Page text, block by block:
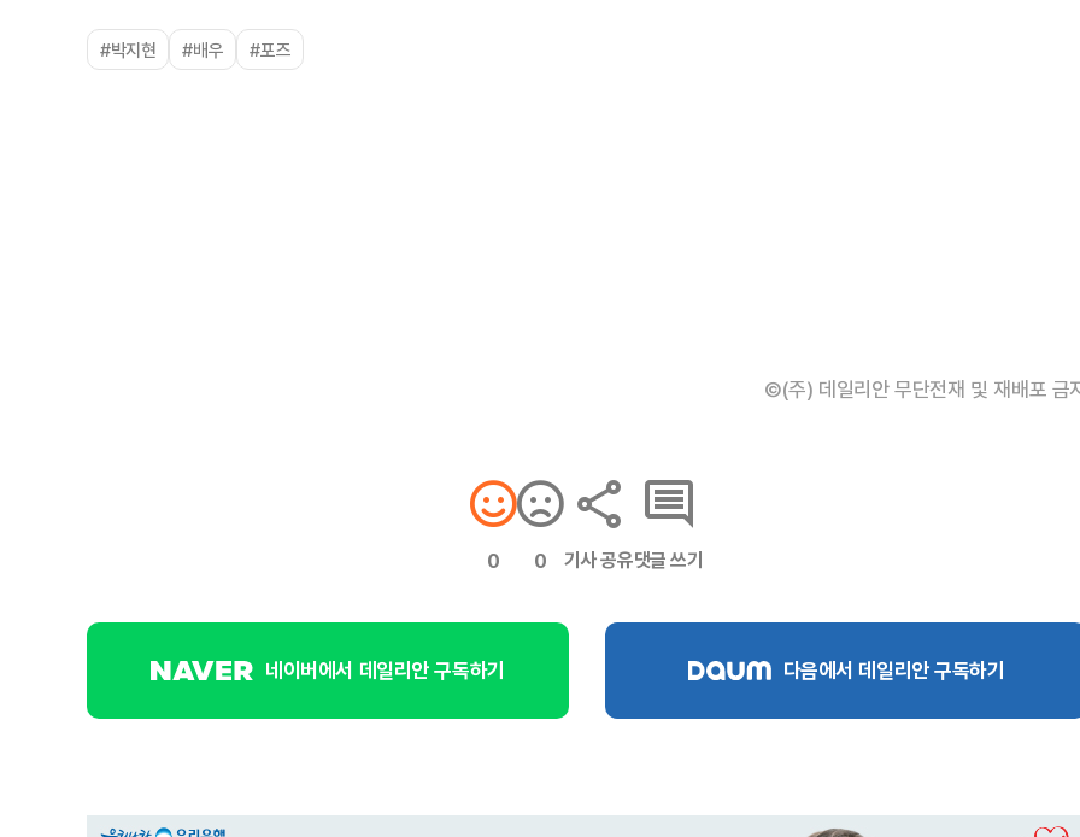
#박지현 #배우 #포즈
©(주) 데일리안 무단전재 및 재배포 금
0 0 기사 공유댓글 쓰기
네이버에서 데일리안 구독하기 다음에서 데일리안 구독하기